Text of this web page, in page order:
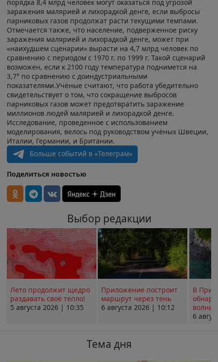
порядка 8,4 млрд человек могут оказаться под угрозой
заражения малярией и лихорадкой денге, если выбросы
парниковых газов продолжат расти текущими темпами.
Отмечается также, что население, подверженное риску
заражения малярией и лихорадкой денге, может при
«наихудшем сценарии» вырасти на 4,7 млрд человек по
сравнению с периодом с 1970 г. по 1999 г. Такой сценарий
возможен, если к 2100 году температура поднимется на
3,7° по сравнению с доиндустриальными
показателями.Учёные считают, что работа убедительно
свидетельствует о том, что сокращение выбросов
парниковых газов может предотвратить заражение
миллионов людей малярией и лихорадкой денге.
Исследование, проведенное с использованием
моделирования, велось под руководством учёных Швеции,
Италии, Германии, и Британии.
Больше событий в «Телеграм»
Поделиться новостью
Выбор редакции
Лето продолжит щедро
раздавать своё тепло!
5 августа 2026 | 10:35
Приложение построит
маршрут через тень
6 августа 2026 | 10:12
В
волны
6
Тема дня